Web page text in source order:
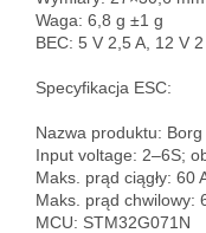
Waga: 6,8 g ±1 g
BEC: 5 V 2,5 A, 12 V
Specyfikacja ESC:
Nazwa produktu:
Input voltage: 2–6S;
Maks. prąd ciągły: 60
Maks. prąd chwilowy:
MCU: STM32G071N